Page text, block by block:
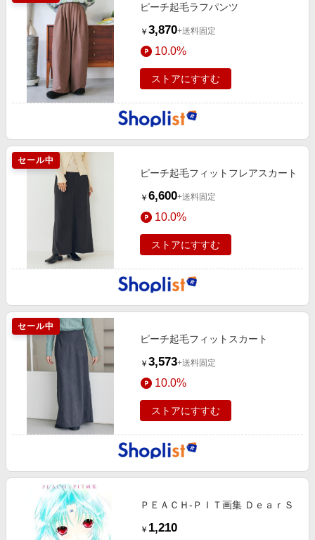
ピーチ起毛ラフパンツ
￥ 3,870+送料固定
10.0%
ストアにすすむ
セール中
ピーチ起毛フィットフレアスカート
￥ 6,600+送料固定
10.0%
ストアにすすむ
セール中
ピーチ起毛フィットスカート
￥ 3,573+送料固定
10.0%
ストアにすすむ
ＰＥＡＣＨ‐ＰＩＴ画集 ＤｅａｒＳ
￥ 1,210